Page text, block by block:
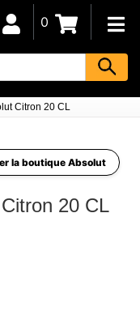
Citron 20 CL
0
la boutique Absolut
20 CL